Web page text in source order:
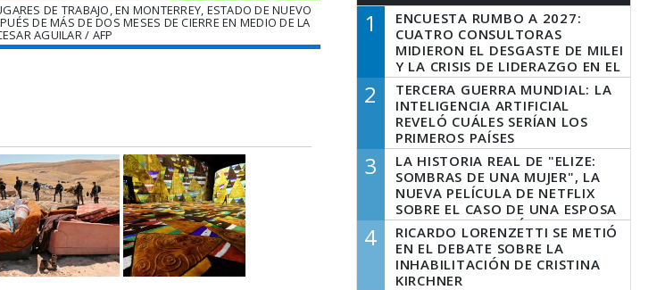
DE TRABAJO, EN MONTERREY, ESTADO DE NUEVO
DE MÁS DE DOS MESES DE CIERRE EN MEDIO DE LA
AGUILAR / AFP 1
ENCUESTA RUMBO A 2027:
CUATRO CONSULTORAS
MIDIERON EL DESGASTE DE MILEI
Y LA CRISIS DE LIDERAZGO EN EL
PERONISMO
2
TERCERA GUERRA MUNDIAL: LA
INTELIGENCIA ARTIFICIAL
REVELÓ CUÁLES SERÍAN LOS
PRIMEROS PAÍSES
LATINOAMERICANOS EN SER
DERROTADOS
3
LA HISTORIA REAL DE "ELIZE:
SOMBRAS DE UNA MUJER", LA
NUEVA PELÍCULA DE NETFLIX
SOBRE EL CASO DE UNA ESPOSA
QUE DESCUARTIZÓ A SU
MARIDO
4
RICARDO LORENZETTI SE METIÓ
EN EL DEBATE SOBRE LA
INHABILITACIÓN DE CRISTINA
KIRCHNER